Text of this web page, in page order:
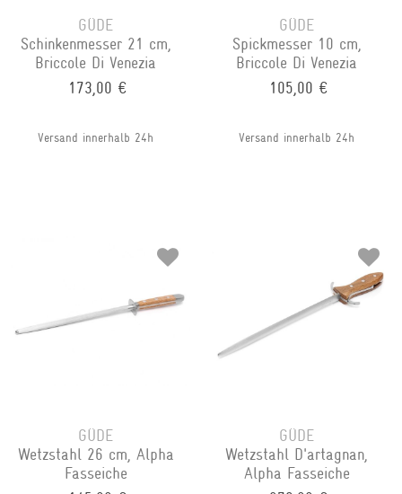
GÜDE
Schinkenmesser 21 cm,
Briccole Di Venezia
173,00 €
Versand innerhalb 24h
GÜDE
Spickmesser 10 cm,
Briccole Di Venezia
105,00 €
Versand innerhalb 24h
GÜDE
Wetzstahl 26 cm, Alpha
Fasseiche
GÜDE
Wetzstahl D'artagnan,
Alpha Fasseiche